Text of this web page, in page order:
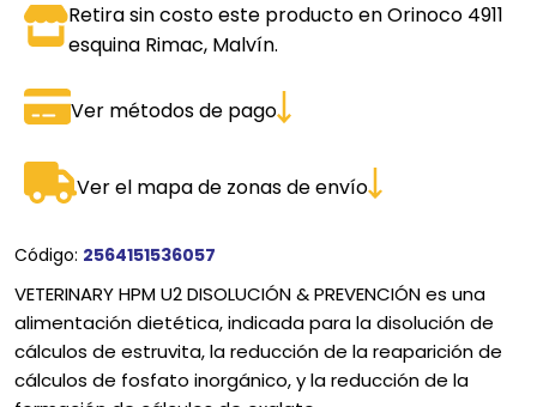
Retira sin costo este producto en Orinoco 4911
esquina Rimac, Malvín.
Ver métodos de pago
Ver el mapa de zonas de envío
Código: 2564151536057
VETERINARY HPM U2 DISOLUCIÓN & PREVENCIÓN es una
alimentación dietética, indicada para la disolución de
cálculos de estruvita, la reducción de la reaparición de
cálculos de fosfato inorgánico, y la reducción de la